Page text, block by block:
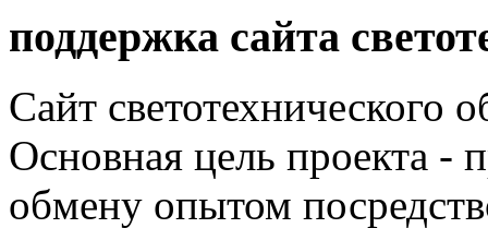
поддержка сайта
Сайт светотехнического
Основная цель проекта -
обмену опытом